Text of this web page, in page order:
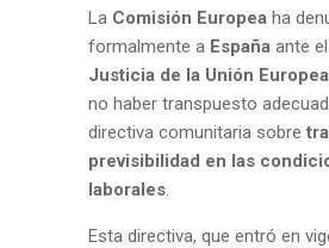
La Comisión Europea ha
formalmente a España ante el
Justicia de la Unión
no haber transpuesto
directiva comunitaria sobre
previsibilidad en las
laborales.
Esta directiva, que entró en